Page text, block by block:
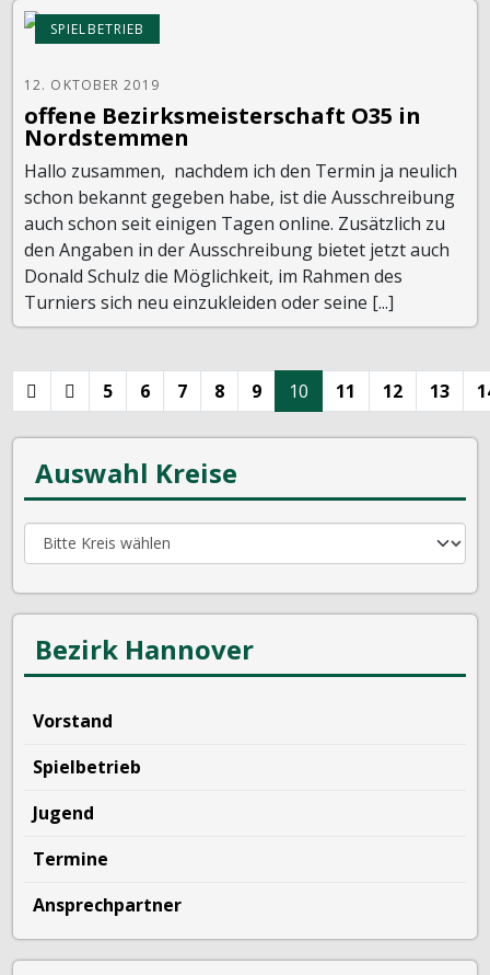
SPIELBETRIEB
12. OKTOBER 2019
offene Bezirksmeisterschaft O35 in
Nordstemmen
Hallo zusammen, nachdem ich den Termin ja neulich
schon bekannt gegeben habe, ist die Ausschreibung
auch schon seit einigen Tagen online. Zusätzlich zu
den Angaben in der Ausschreibung bietet jetzt auch
Donald Schulz die Möglichkeit, im Rahmen des
Turniers sich neu einzukleiden oder seine [...]
5 6 7 8 9 10 11 12 13
Auswahl Kreise
Bezirk Hannover
Vorstand
Spielbetrieb
Jugend
Termine
Ansprechpartner